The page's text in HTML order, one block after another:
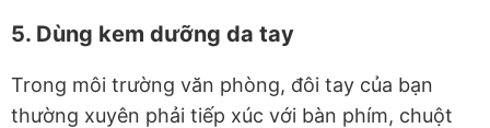
5. Dùng kem dưỡng da tay
Trong môi trường văn phòng, đôi tay của bạn
thường xuyên phải tiếp xúc với bàn phím, chuột